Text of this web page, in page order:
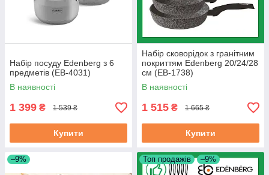
Набір посуду Edenberg з 6
предметів (EB-4031)
В наявності
1 399 ₴ 1 539 ₴
Купити
Набір сковорідок з гранітним
покриттям Edenberg 20/24/28
см (EB-1738)
В наявності
1 515 ₴ 1 665 ₴
Купити
–9% Топ продажів –9%